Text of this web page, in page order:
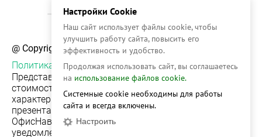
@ Copyright, 2026 OFFICE NAVIGATOR
Политика конфиденциальности
Представленная на сайте информация, в т.ч.
стоимости объектов, носит информационный
характер и не является публичной офертой. Условия
презентации объекта недвижимости на сервисе
ОфисНавигатор могут быть изменены без
уведомления.
Настройки Cookie
Наш сайт использует файлы cookie, чтобы
улучшить работу сайта, повысить его
эффективность и удобство.
Продолжая использовать сайт, вы соглашаетесь
на использование файлов cookie.
Системные cookie необходимы для работы
сайта и всегда включены.
Настроить